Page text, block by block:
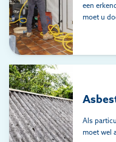
een
moet u
Als
moet wel